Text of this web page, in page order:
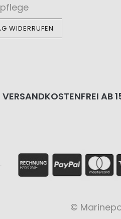
WIDERRUFEN
VERSANDKOSTENFREI
©